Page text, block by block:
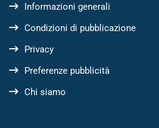
Informazioni generali
Condizioni di pubblicazione
Privacy
Preferenze pubblicità
Chi siamo